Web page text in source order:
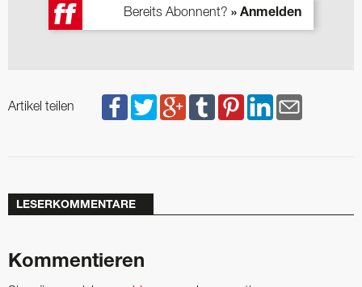
Bereits Abonnent? » Anmelden
Artikel teilen
LESERKOMMENTARE
Kommentieren